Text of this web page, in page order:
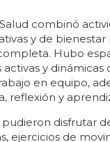
combinó
y de
Hubo
activas y dinámicas
en equipo,
reflexión y
disfrutar
ejercicios de